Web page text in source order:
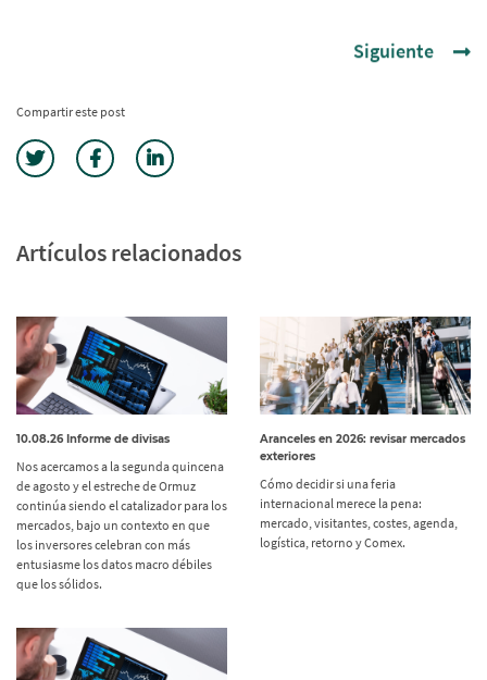
Siguiente
Compartir este post
Artículos relacionados
10.08.26 Informe de divisas
Nos acercamos a la segunda quincena
de agosto y el estreche de Ormuz
continúa siendo el catalizador para los
mercados, bajo un contexto en que
los inversores celebran con más
entusiasme los datos macro débiles
que los sólidos.
Aranceles en 2026: revisar mercados
exteriores
Cómo decidir si una feria
internacional merece la pena:
mercado, visitantes, costes, agenda,
logística, retorno y Comex.